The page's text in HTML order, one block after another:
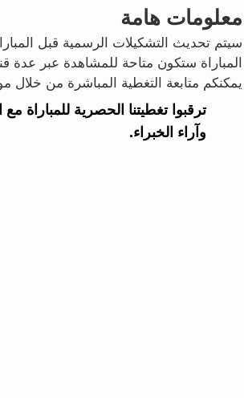
معلومات هامة
سيتم تحديث التشكيلات الرسمية قبل
المباراة ستكون متاحة للمشاهدة عبر عدة
يمكنكم متابعة التغطية المباشرة من خلال
ترقبوا تغطيتنا الحصرية للمباراة مع
وآراء الخبراء.